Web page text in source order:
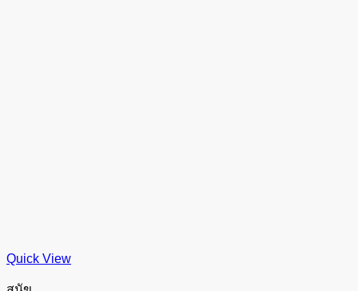
Quick View